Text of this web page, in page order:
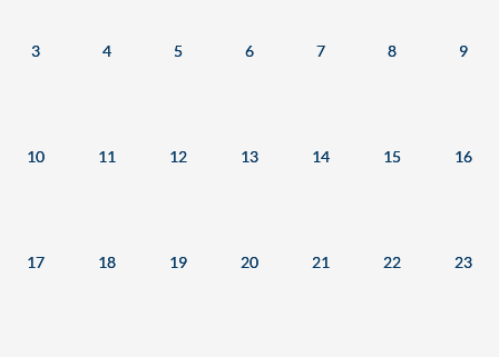
3 4 5 6 7 8 9
10 11 12 13 14 15 16
17 18 19 20 21 22 23